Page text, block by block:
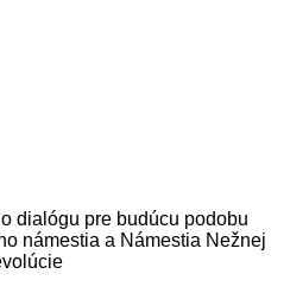
dialógu pre budúcu podobu
námestia a Námestia Nežnej